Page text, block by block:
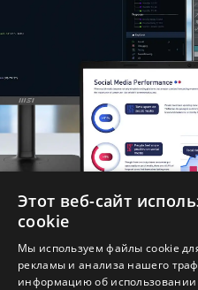
Этот веб-сайт
cookie
Мы используем файлы cookie
рекламы и анализа нашего
информацию об